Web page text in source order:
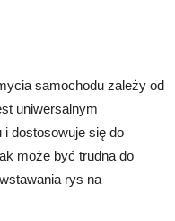
samochodu zależy od
uniwersalnym
i dostosowuje się do
może być trudna do
rys na